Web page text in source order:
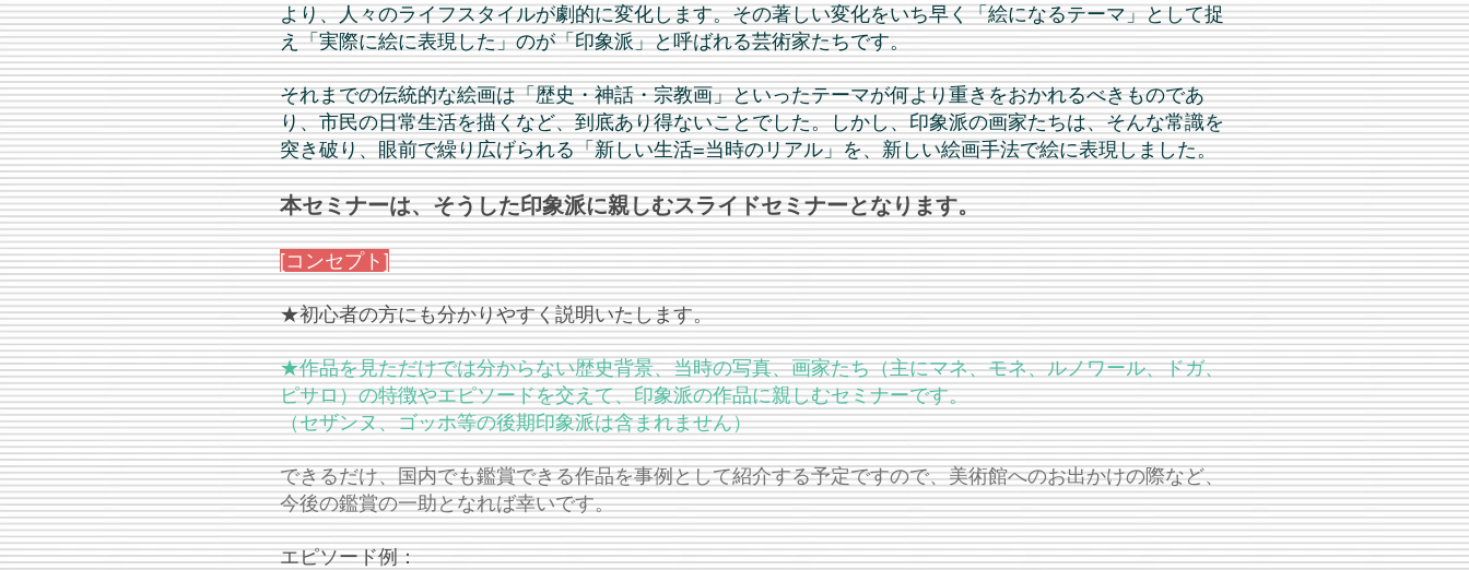
より、人々のライフスタイルが劇的に変化します。その著しい変化をいち早く「絵になるテーマ」として捉
え「実際に絵に表現した」のが「印象派」と呼ばれる芸術家たちです。
それまでの伝統的な絵画は「歴史・神話・宗教画」といったテーマが何より重きをおかれるべきものであ
り、市民の日常生活を描くなど、到底あり得ないことでした。しかし、印象派の画家たちは、そんな常識を
突き破り、眼前で繰り広げられる「新しい生活=当時のリアル」を、新しい絵画手法で絵に表現しました。
本セミナーは、そうした印象派に親しむスライドセミナーとなります。
​[コンセプト]
★初心者の方にも分かりやすく説明いたします。
★作品を見ただけでは分からない歴史背景、当時の写真、画家たち（主にマネ、モネ、ルノワール、ドガ、
ピサロ）の特徴やエピソードを交えて、印象派の作品に親しむセミナーです。
（セザンヌ、ゴッホ等の後期印象派は含まれません）
できるだけ、国内でも鑑賞できる作品を事例として紹介する予定ですので、美術館へのお出かけの際など、
今後の鑑賞の一助となれば幸いです。
エピソード例：